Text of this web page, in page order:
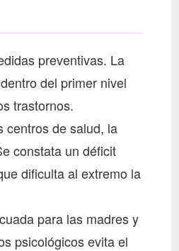
preventivas. La
del primer nivel
trastornos.
centros de salud, la
constata un déficit
dificulta al extremo la
para las madres y
psicológicos evita el